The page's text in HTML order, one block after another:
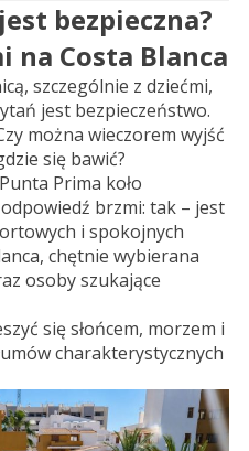
bezpieczna?
na Costa Blanca
szczególnie z dziećmi,
jest bezpieczeństwo.
można wieczorem wyjść
się bawić?
Prima koło
brzmi: tak – jest
i spokojnych
chętnie wybierana
osoby szukające
się słońcem, morzem i
charakterystycznych